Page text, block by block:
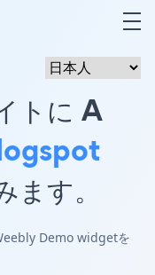
トに A
す。
Demo widgetを